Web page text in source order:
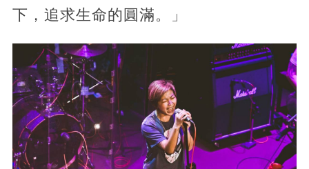
下，追求生命的圓滿。」